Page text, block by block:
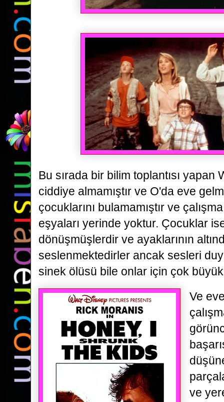
Bu sırada bir bilim toplantısı yapan
ciddiye almamıştır ve O'da eve
çocuklarını bulamamıştır ve
eşyaları yerinde yoktur. Çocuklar
dönüşmüşlerdir ve ayaklarının
seslenmektedirler ancak sesleri
sinek ölüsü bile onlar için çok
Ve
ve